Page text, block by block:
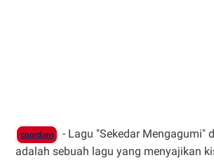
chordam
- Lagu "Sekedar Mengagumi"
adalah sebuah lagu yang menyajikan